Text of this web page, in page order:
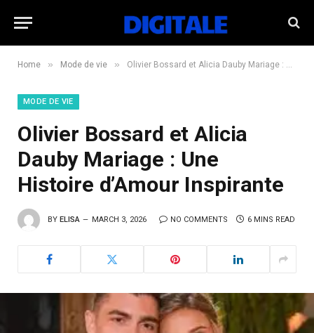
Home » Mode de vie » Olivier Bossard et Alicia Dauby Mariage : Une Histoire d’Amour Inspirante
MODE DE VIE
Olivier Bossard et Alicia
Dauby Mariage : Une
Histoire d’Amour Inspirante
BY ELISA MARCH 3, 2026 NO COMMENTS 6 MINS READ